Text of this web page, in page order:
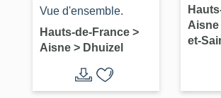
Saint-Rémi de
Dhuizel et son
cimetière
Vue d'ensemble.
Hauts-de-France >
Aisne > Dhuizel
fond
Aisne
et-